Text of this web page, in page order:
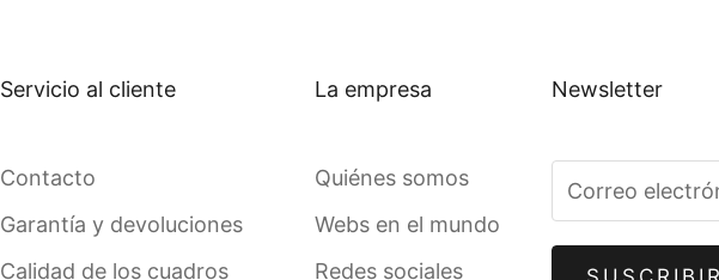
Servicio al cliente
Contacto
Garantía y devoluciones
Calidad de los cuadros
La empresa
Quiénes somos
Webs en el mundo
Redes sociales
Newsletter